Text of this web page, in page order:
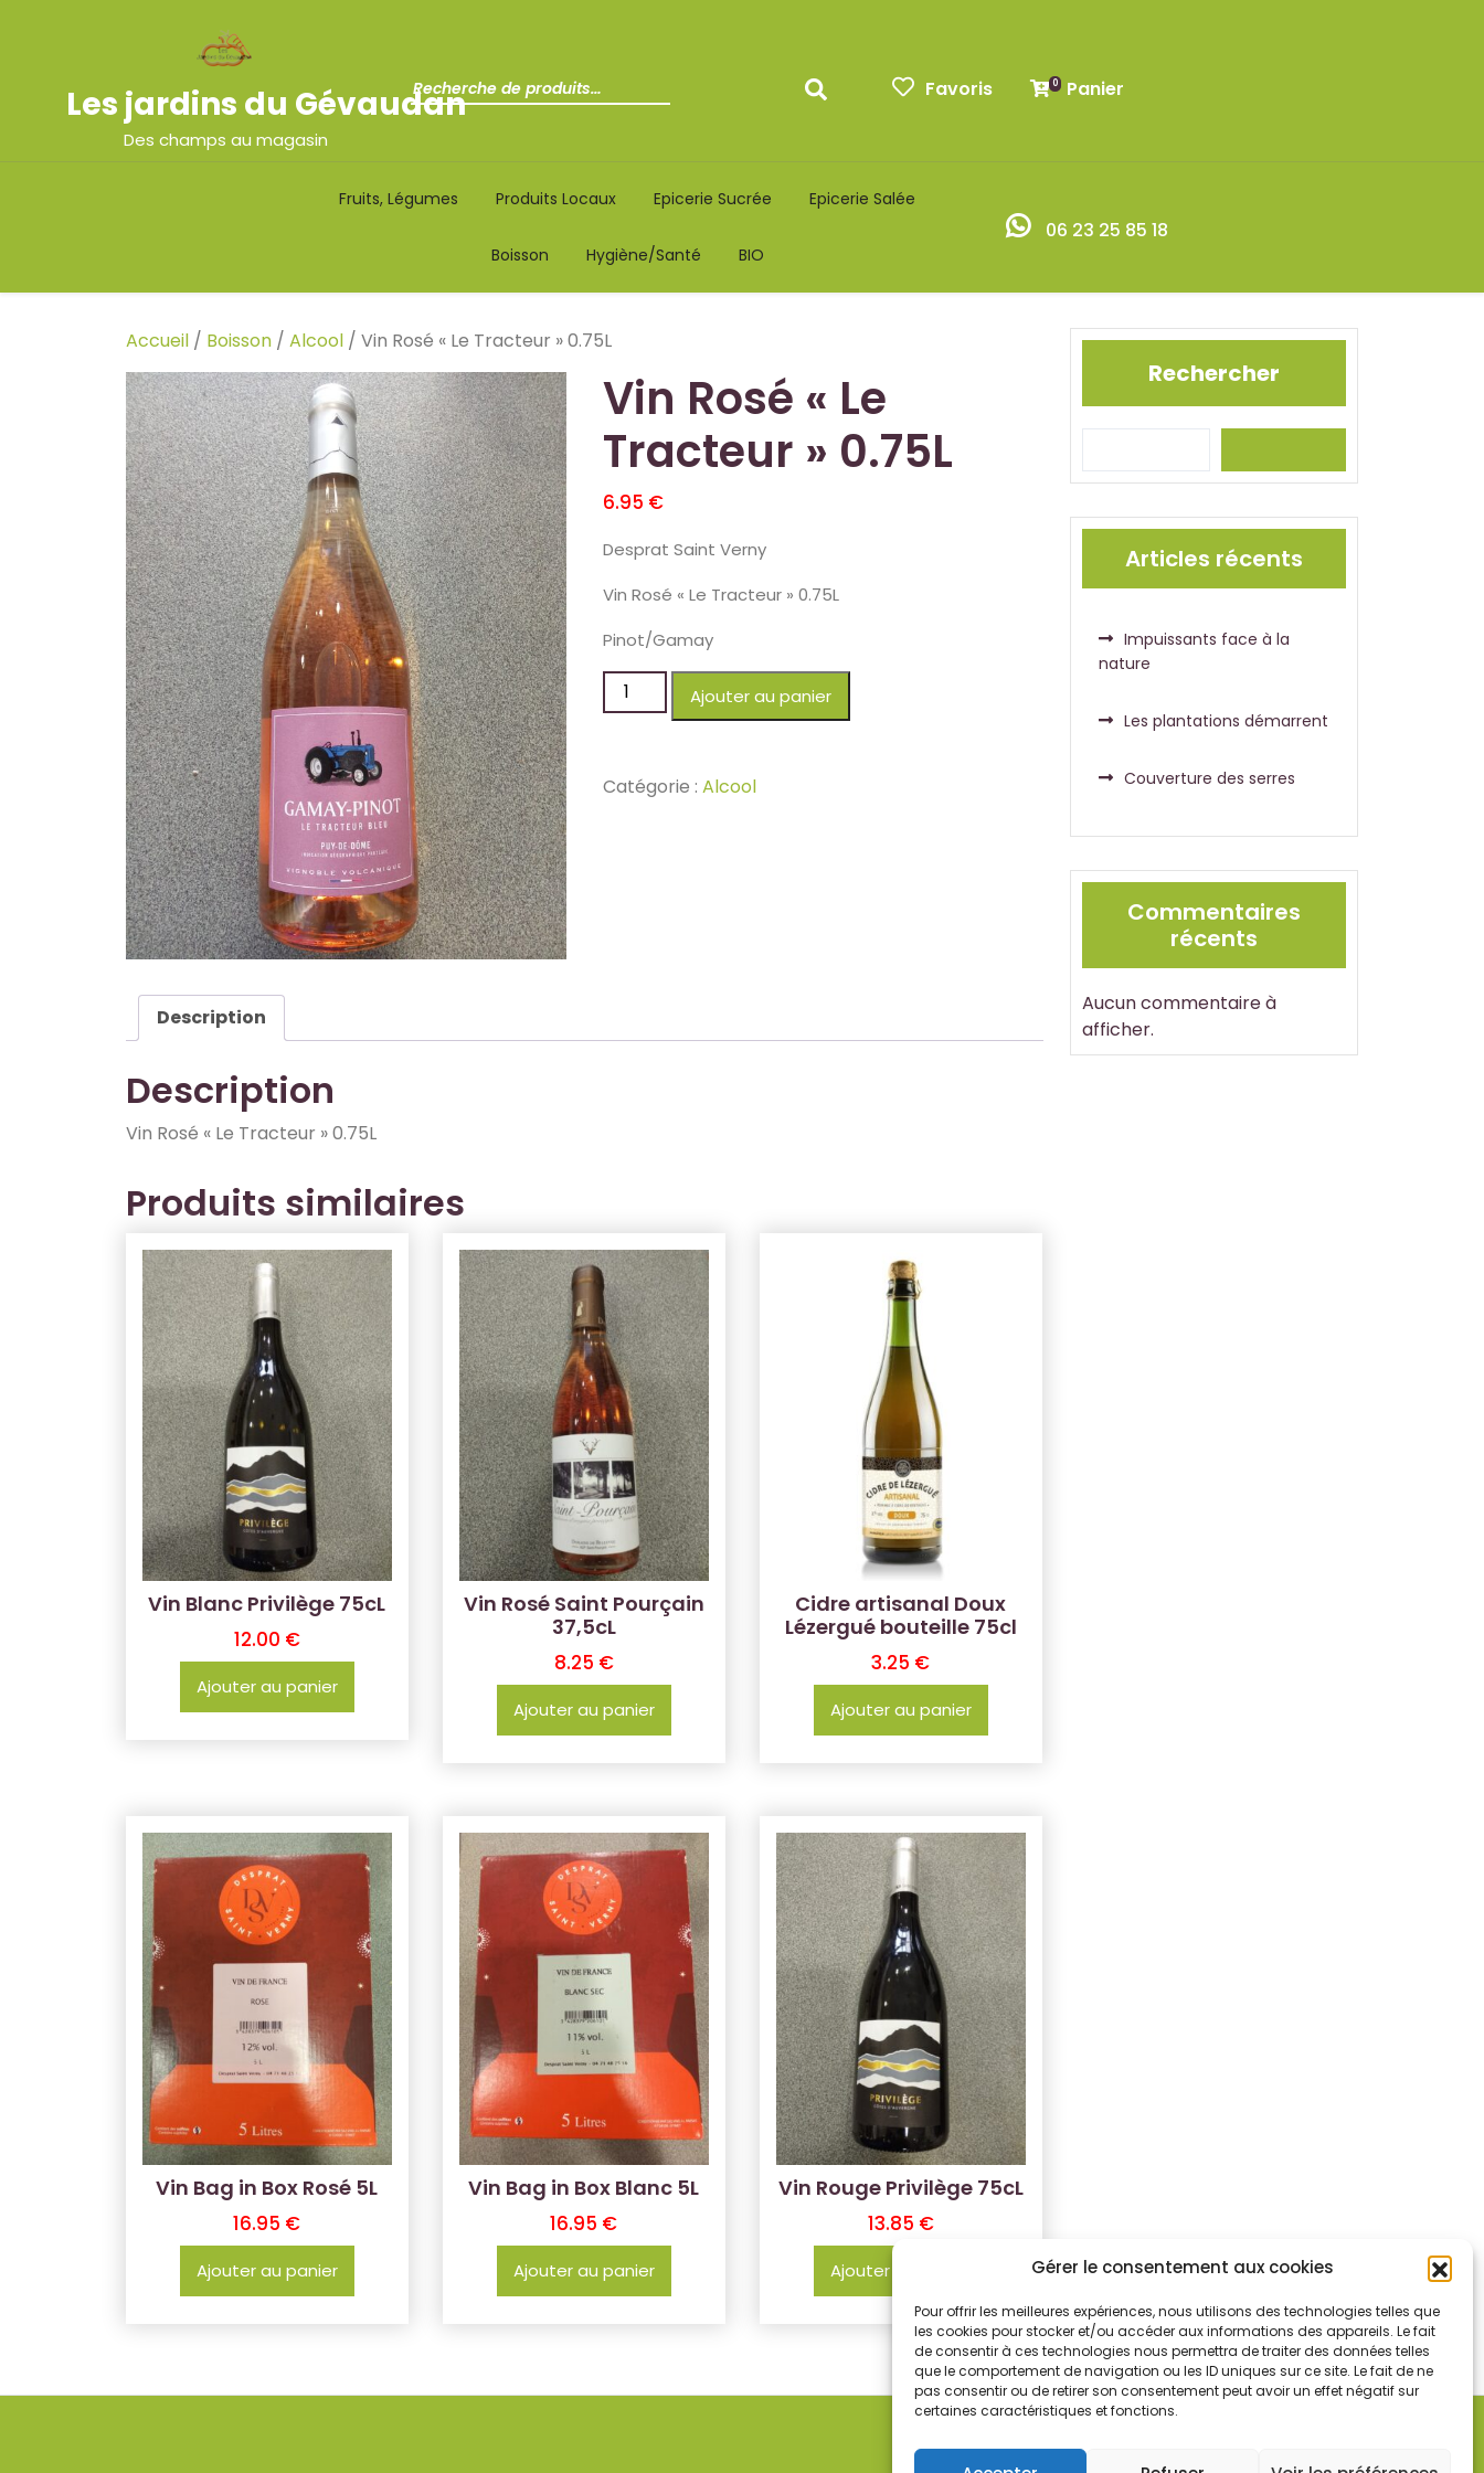
Gérer le consentement aux cookies
Pour offrir les meilleures expériences, nous utilisons des technologies telles que
les cookies pour stocker et/ou accéder aux informations des appareils. Le fait
de consentir à ces technologies nous permettra de traiter des données telles
que le comportement de navigation ou les ID uniques sur ce site. Le fait de ne
pas consentir ou de retirer son consentement peut avoir un effet négatif sur
certaines caractéristiques et fonctions.
Les jardins du Gévaudan
Des champs au magasin
Favoris 0 Panier
Fruits, Légumes Produits Locaux Epicerie Sucrée Epicerie Salée
Boisson Hygiène/santé BIO
06 23 25 85 18
Accueil / Boisson / Alcool / Vin Rosé « Le Tracteur » 0.75L
Vin Rosé « Le
Tracteur » 0.75L
6.95 €
Desprat Saint Verny
Vin Rosé « Le Tracteur » 0.75L
Pinot/Gamay
Ajouter au panier
Catégorie :Alcool
Description
Description
Vin Rosé « Le Tracteur » 0.75L
Produits similaires
Vin Blanc Privilège 75cL
12.00 €
Ajouter au panier
Vin Rosé Saint Pourçain
37,5cL
8.25 €
Ajouter au panier
Cidre artisanal Doux
Lézergué bouteille 75cl
3.25 €
Ajouter au panier
Vin Bag in Box Rosé 5L
16.95 €
Ajouter au panier
Vin Bag in Box Blanc 5L
16.95 €
Ajouter au panier
Vin Rouge Privilège 75cL
13.85 €
Ajouter au panier
Rechercher
Articles récents
Impuissants face à la
nature
Les plantations démarrent
Couverture des serres
Commentaires
récents
Aucun commentaire à
afficher.